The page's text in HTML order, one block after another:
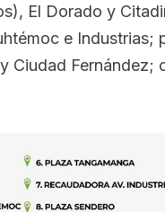
El Dorado y
e Industrias;
Ciudad